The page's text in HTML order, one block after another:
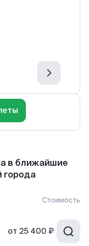
в ближайшие
города
Стоимость
от 25 400 ₽